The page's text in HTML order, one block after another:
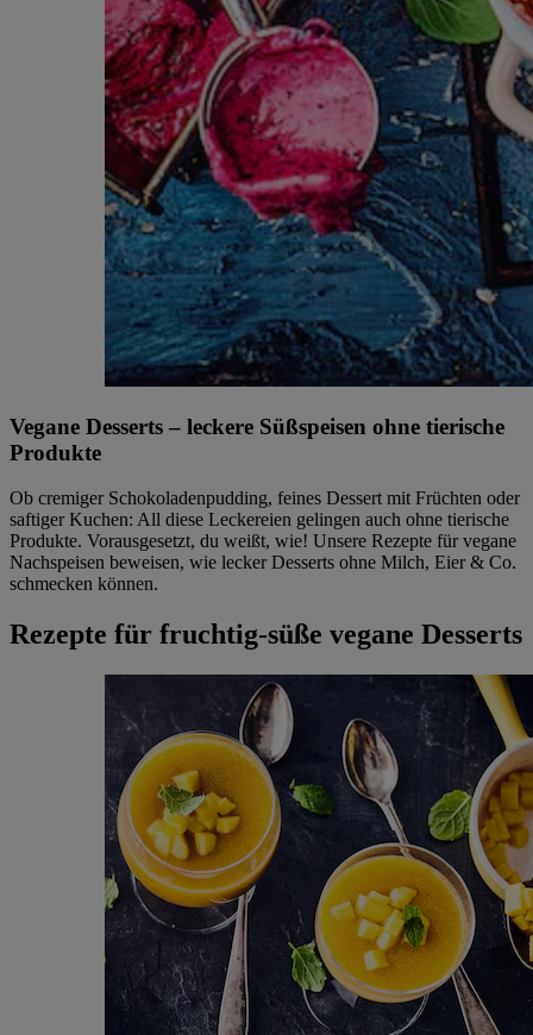
Vegane Desserts – leckere Süßspeisen ohne tierische
Produkte
Ob cremiger Schokoladenpudding, feines Dessert mit Früchten oder
saftiger Kuchen: All diese Leckereien gelingen auch ohne tierische
Produkte. Vorausgesetzt, du weißt, wie! Unsere Rezepte für vegane
Nachspeisen beweisen, wie lecker Desserts ohne Milch, Eier & Co.
schmecken können.
Rezepte für fruchtig-süße vegane Desserts